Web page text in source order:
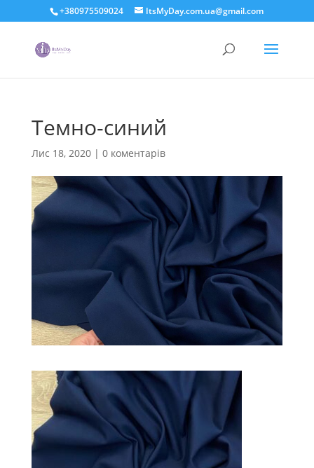
+380975509024 ItsMyDay.com.ua@gmail.com
Темно-синий
Лис 18, 2020| 0 коментарів